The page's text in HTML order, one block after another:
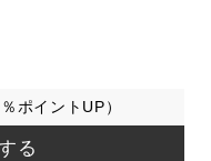
ポイントUP）
る